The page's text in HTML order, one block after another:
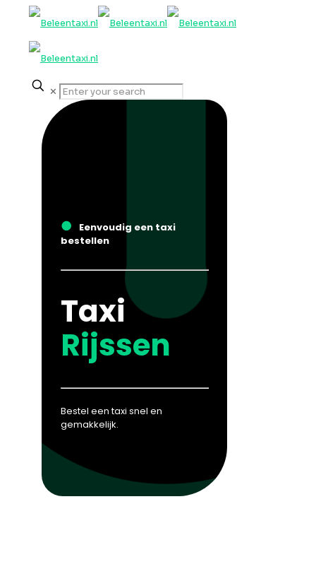
✕
●
Eenvoudig een taxi
bestellen
Taxi
Rijssen
Bestel een taxi snel en
gemakkelijk.